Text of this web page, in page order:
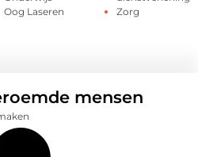
Oog Laseren
Zorg
mensen